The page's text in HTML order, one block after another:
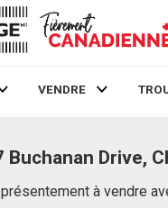
VENDRE
Buchanan Drive,
à vendre